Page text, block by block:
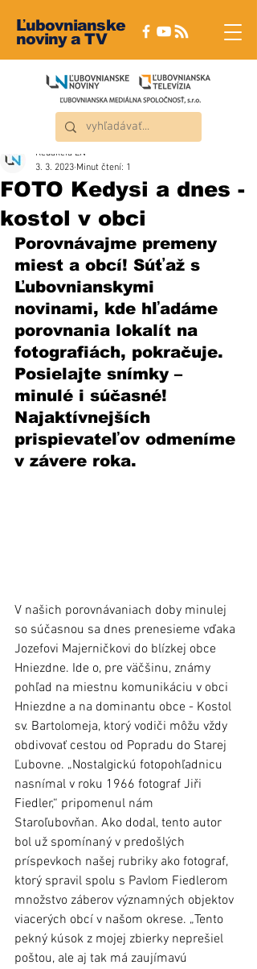
Ľubovnianske
noviny a TV
FOTO Kedysi a dnes -
kostol v obci
Redakcia ĽN
3. 3. 2023 Minut čtení: 1
Porovnávajme premeny
miest a obcí! Súťaž s
Ľubovnianskymi
novinami, kde hľadáme
porovnania lokalít na
fotografiách, pokračuje.
Posielajte snímky –
minulé i súčasné!
Najaktívnejších
prispievateľov odmeníme
v závere roka.
V našich porovnávaniach doby minulej
so súčasnou sa dnes prenesieme vďaka
Jozefovi Majerničkovi do blízkej obce
Hniezdne. Ide o, pre väčšinu, známy
pohľad na miestnu komunikáciu v obci
Hniezdne a na dominantu obce - Kostol
sv. Bartolomeja, ktorý vodiči môžu vždy
obdivovať cestou od Popradu do Starej
Ľubovne. „Nostalgickú fotopohľadnicu
nasnímal v roku 1966 fotograf Jiři
Fiedler,“ pripomenul nám
Staroľubovňan. Ako dodal, tento autor
bol už spomínaný v predošlých
príspevkoch našej rubriky ako fotograf,
ktorý spravil spolu s Pavlom Fiedlerom
množstvo záberov významných objektov
viacerých obcí v našom okrese. „Tento
pekný kúsok z mojej zbierky neprešiel
poštou, ale aj tak má zaujímavú